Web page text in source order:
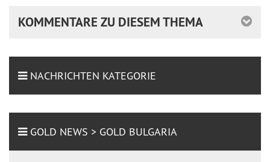
KOMMENTARE ZU DIESEM THEMA
NACHRICHTEN KATEGORIE
GOLD NEWS > GOLD BULGARIA